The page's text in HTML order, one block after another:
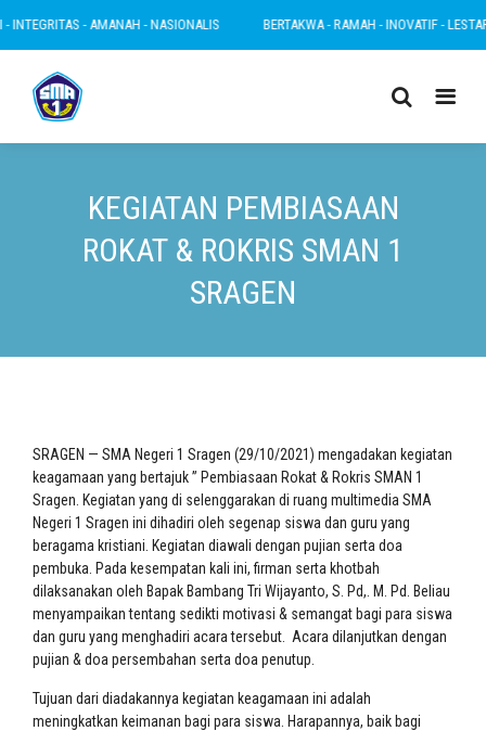
- AMANAH - NASIONALIS BERTAKWA - RAMAH - INOVATIF -
KEGIATAN PEMBIASAAN
ROKAT & ROKRIS SMAN 1
SRAGEN
SRAGEN — SMA Negeri 1 Sragen (29/10/2021) mengadakan kegiatan
keagamaan yang bertajuk ” Pembiasaan Rokat & Rokris SMAN 1
Sragen. Kegiatan yang di selenggarakan di ruang multimedia SMA
Negeri 1 Sragen ini dihadiri oleh segenap siswa dan guru yang
beragama kristiani. Kegiatan diawali dengan pujian serta doa
pembuka. Pada kesempatan kali ini, firman serta khotbah
dilaksanakan oleh Bapak Bambang Tri Wijayanto, S. Pd,. M. Pd. Beliau
menyampaikan tentang sedikti motivasi & semangat bagi para siswa
dan guru yang menghadiri acara tersebut. Acara dilanjutkan dengan
pujian & doa persembahan serta doa penutup.
Tujuan dari diadakannya kegiatan keagamaan ini adalah
meningkatkan keimanan bagi para siswa. Harapannya, baik bagi